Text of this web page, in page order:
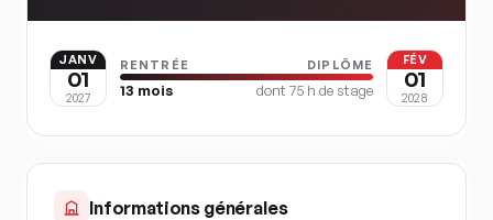
JANV
01
2027
RENTRÉE DIPLÔME
13 mois dont 75 h de stage
FÉV
01
2028
Informations générales